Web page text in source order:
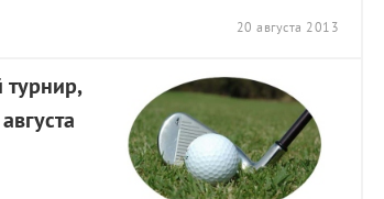
20 августа 2013